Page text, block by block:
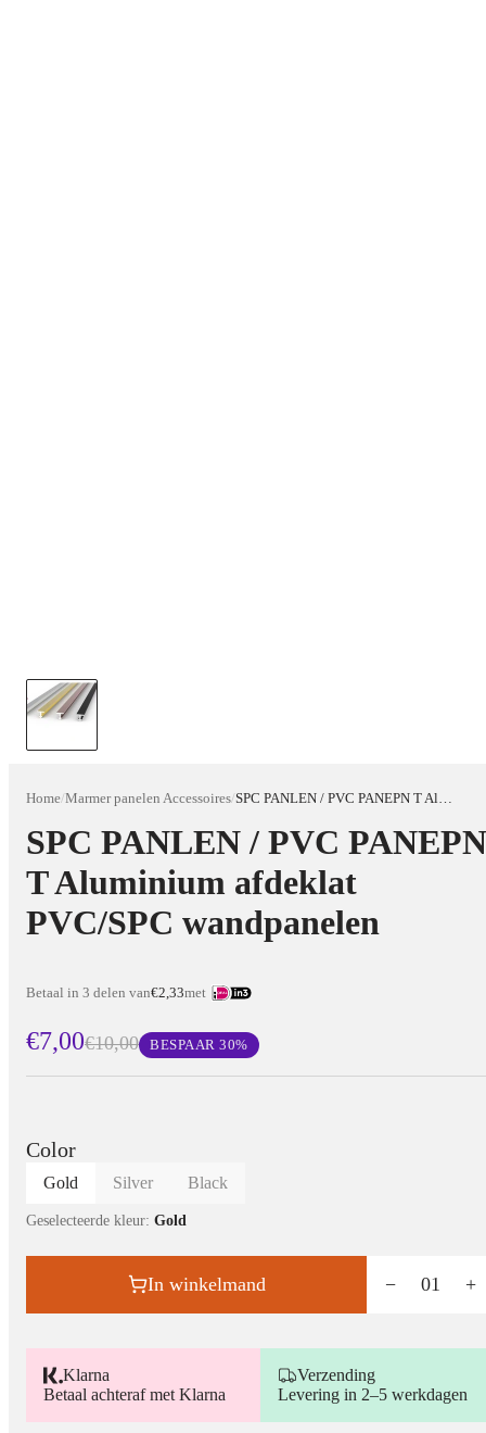
Home/Marmer panelen Accessoires/
SPC PANLEN / PVC PANEPN
T Aluminium afdeklat
PVC/SPC wandpanelen
Betaal in 3 delen van€2,33met
€7,00€10,00 BESPAAR30%
Color
Gold Silver Black
Geselecteerde kleur: Gold
In winkelmand − 01 +
Klarna
Betaal achteraf met Klarna
Verzending
Levering in 2–5 werkdagen